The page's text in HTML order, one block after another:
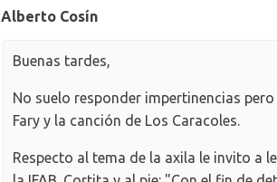
Alberto Cosín
Buenas tardes,
No suelo responder impertinencias
Fary y la canción de Los Caracoles.
Respecto al tema de la axila le invito a